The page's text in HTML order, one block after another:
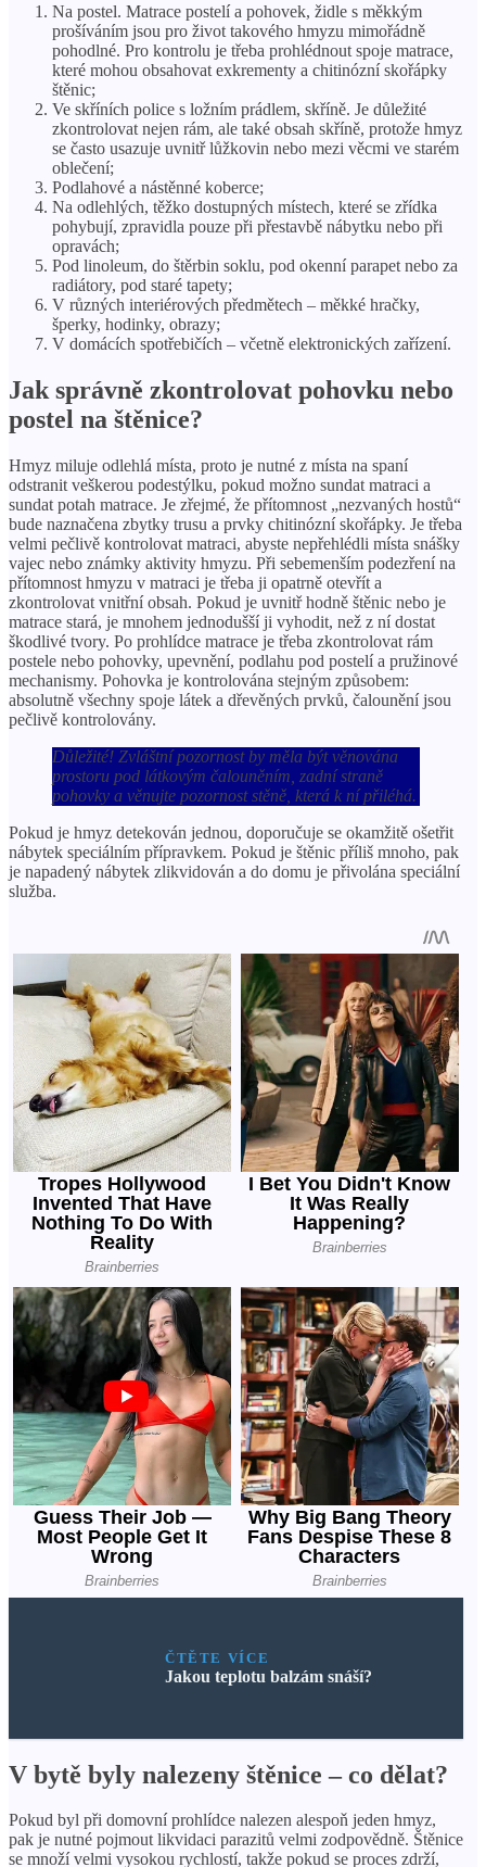
Na postel. Matrace postelí a pohovek, židle s měkkým
prošíváním jsou pro život takového hmyzu mimořádně
pohodlné. Pro kontrolu je třeba prohlédnout spoje matrace,
které mohou obsahovat exkrementy a chitinózní skořápky
štěnic;
Ve skříních police s ložním prádlem, skříně. Je důležité
zkontrolovat nejen rám, ale také obsah skříně, protože hmyz
se často usazuje uvnitř lůžkovin nebo mezi věcmi ve starém
oblečení;
Podlahové a nástěnné koberce;
Na odlehlých, těžko dostupných místech, které se zřídka
pohybují, zpravidla pouze při přestavbě nábytku nebo při
opravách;
Pod linoleum, do štěrbin soklu, pod okenní parapet nebo za
radiátory, pod staré tapety;
V různých interiérových předmětech – měkké hračky,
šperky, hodinky, obrazy;
V domácích spotřebičích – včetně elektronických zařízení.
Jak správně zkontrolovat pohovku nebo
postel na štěnice?
Hmyz miluje odlehlá místa, proto je nutné z místa na spaní
odstranit veškerou podestýlku, pokud možno sundat matraci a
sundat potah matrace. Je zřejmé, že přítomnost „nezvaných hostů“
bude naznačena zbytky trusu a prvky chitinózní skořápky. Je třeba
velmi pečlivě kontrolovat matraci, abyste nepřehlédli místa snášky
vajec nebo známky aktivity hmyzu. Při sebemenším podezření na
přítomnost hmyzu v matraci je třeba ji opatrně otevřít a
zkontrolovat vnitřní obsah. Pokud je uvnitř hodně štěnic nebo je
matrace stará, je mnohem jednodušší ji vyhodit, než z ní dostat
škodlivé tvory. Po prohlídce matrace je třeba zkontrolovat rám
postele nebo pohovky, upevnění, podlahu pod postelí a pružinové
mechanismy. Pohovka je kontrolována stejným způsobem:
absolutně všechny spoje látek a dřevěných prvků, čalounění jsou
pečlivě kontrolovány.
Důležité! Zvláštní pozornost by měla být věnována
prostoru pod látkovým čalouněním, zadní straně
pohovky a věnujte pozornost stěně, která k ní přiléhá.
Pokud je hmyz detekován jednou, doporučuje se okamžitě ošetřit
nábytek speciálním přípravkem. Pokud je štěnic příliš mnoho, pak
je napadený nábytek zlikvidován a do domu je přivolána speciální
služba.
ČTĚTE VÍCE
Jakou teplotu balzám snáší?
V bytě byly nalezeny štěnice – co dělat?
Pokud byl při domovní prohlídce nalezen alespoň jeden hmyz,
pak je nutné pojmout likvidaci parazitů velmi zodpovědně. Štěnice
se množí velmi vysokou rychlostí, takže pokud se proces zdrží,